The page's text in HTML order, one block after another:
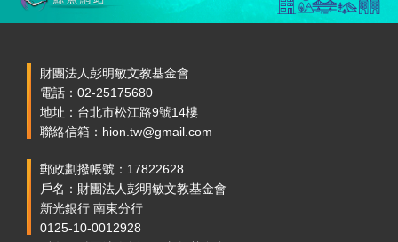
財團法人彭明敏文教基金會
電話：02-25175680
地址：台北市松江路9號14樓
聯絡信箱：hion.tw@gmail.com
郵政劃撥帳號：17822628
戶名：財團法人彭明敏文教基金會
新光銀行 南東分行
0125-10-0012928